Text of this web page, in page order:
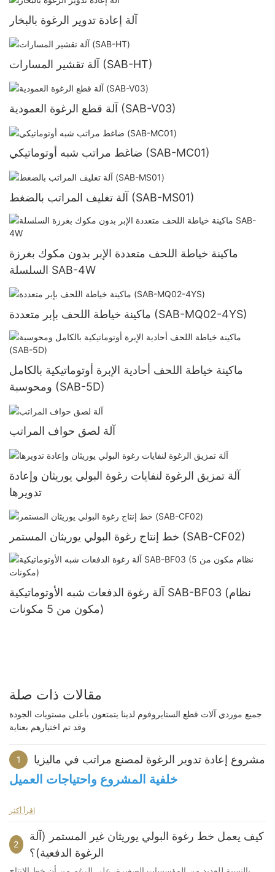
آلة إعادة تدوير الرغوة بالبخار
آلة تقشير المسارات (SAB-HT)
آلة قطع الرغوة العمودية (SAB-V03)
ضاغط مراتب شبه أوتوماتيكي (SAB-MC01)
آلة تغليف المراتب بالضغط (SAB-MS01)
ماكينة خياطة اللحف متعددة الإبر بدون مكوك بغرزة
السلسلة SAB-4W
ماكينة خياطة اللحف بإبر متعددة (SAB-MQ02-4YS)
ماكينة خياطة اللحف أحادية الإبرة أوتوماتيكية بالكامل
ومحوسبة (SAB-5D)
آلة لصق حواف المراتب
آلة تمزيق الرغوة لنفايات رغوة البولي يوريثان وإعادة
تدويرها
خط إنتاج رغوة البولي يوريثان المستمر (SAB-CF02)
آلة رغوة الدفعات شبه الأوتوماتيكية SAB-BF03 (نظام
مكون من 5 مكونات)
مقالات ذات صلة
جميع موردي آلات قطع الستايروفوم لدينا يتمتعون بأعلى مستويات الجودة
وقد تم اختيارهم بعناية
1 مشروع إعادة تدوير الرغوة لمصنع مراتب في ماليزيا
خلفية المشروع واحتياجات العميل
جاء هذا المشروع من مصنع مراتب في ماليزيا. كان العميل يخطط لبدء
بتكوين المعدات، أو تحضير المواد الخام، أو عملية الإنتاج الشاملة لهذا
اقرأ أكثر
2
كيف يعمل خط رغوة البولي يوريثان غير المستمر (آلة
الرغوة الدفعية)؟